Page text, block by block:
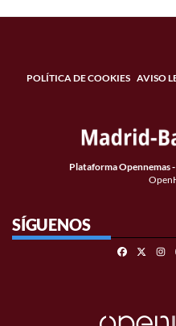
POLÍTICA DE COOKIES AVISO
Plataforma Opennemas
SÍGUENOS
Facebook